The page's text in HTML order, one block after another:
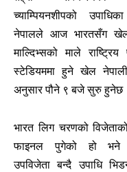
च्याम्पियनशीपको
नेपालले आज भारतसँग
माल्दिभ्सको माले
स्टेडियममा हुने खेल
अनुसार पौने ९ बजे सुरु हुनेछ
भारत लिग चरणको
फाइनल पुगेको हो भने
उपविजेता बन्दै उपाधि